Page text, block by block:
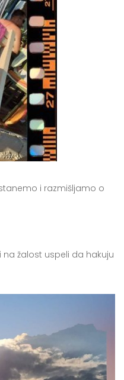
i razmišljamo o
na žalost uspeli da hakuju